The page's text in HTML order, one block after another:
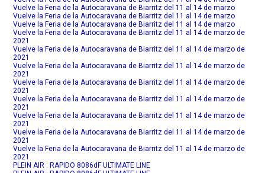
Vuelve la Feria de la Autocaravana de Biarritz del 11 al 14 de marzo
Vuelve la Feria de la Autocaravana de Biarritz del 11 al 14 de marzo
Vuelve la Feria de la Autocaravana de Biarritz del 11 al 14 de marzo
Vuelve la Feria de la Autocaravana de Biarritz del 11 al 14 de marzo de
2021
Vuelve la Feria de la Autocaravana de Biarritz del 11 al 14 de marzo de
2021
Vuelve la Feria de la Autocaravana de Biarritz del 11 al 14 de marzo de
2021
Vuelve la Feria de la Autocaravana de Biarritz del 11 al 14 de marzo de
2021
Vuelve la Feria de la Autocaravana de Biarritz del 11 al 14 de marzo de
2021
Vuelve la Feria de la Autocaravana de Biarritz del 11 al 14 de marzo de
2021
Vuelve la Feria de la Autocaravana de Biarritz del 11 al 14 de marzo de
2021
Vuelve la Feria de la Autocaravana de Biarritz del 11 al 14 de marzo de
2021
PLEIN AIR : RAPIDO 8086dF ULTIMATE LINE